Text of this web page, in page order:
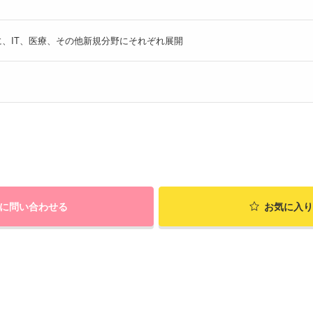
IT、医療、その他新規分野にそれぞれ展開
問い合わせる お気に入